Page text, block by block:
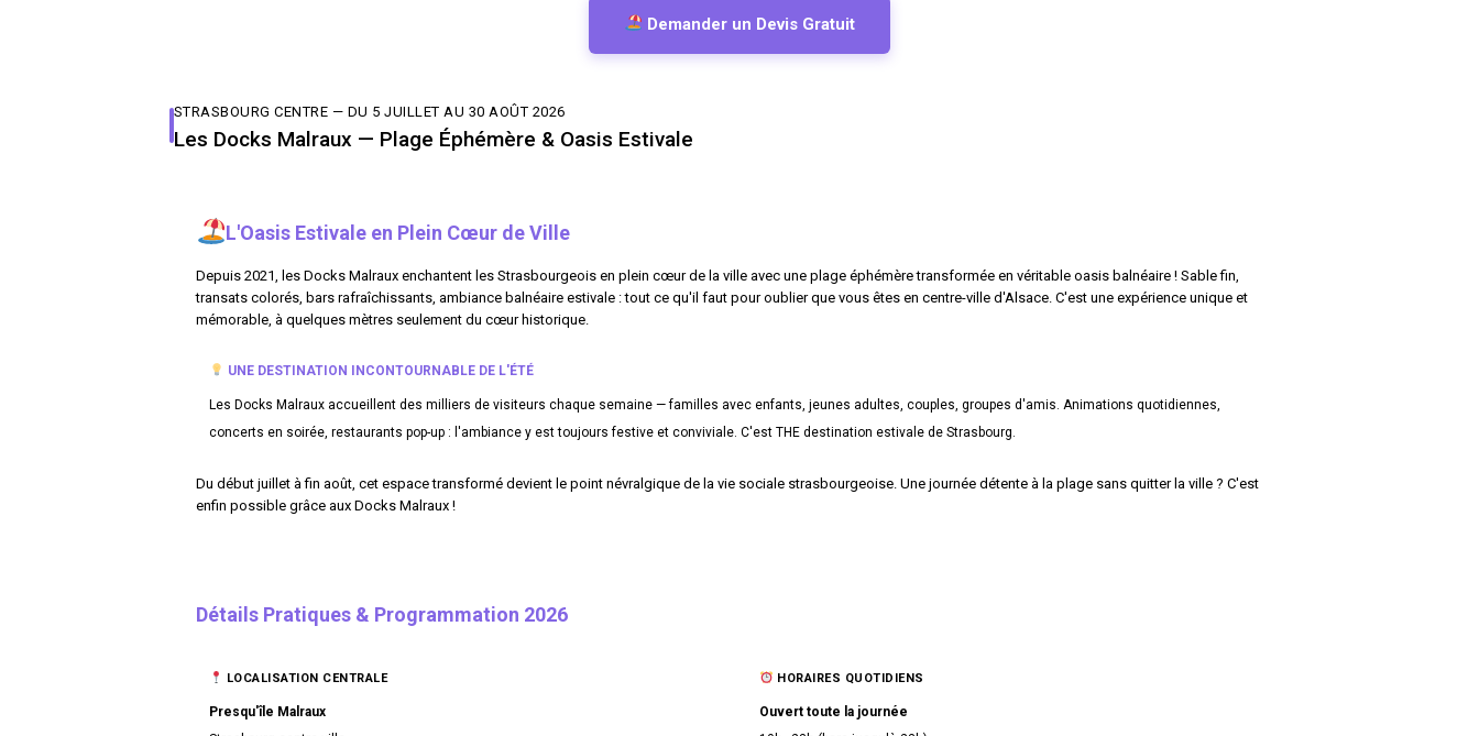
Demander un Devis Gratuit
STRASBOURG CENTRE — DU 5 JUILLET AU 30 AOÛT 2026
Les Docks Malraux — Plage Éphémère & Oasis Estivale
L'Oasis Estivale en Plein Cœur de Ville
Depuis 2021, les Docks Malraux enchantent les Strasbourgeois en plein cœur de la ville avec une plage éphémère transformée en véritable oasis balnéaire ! Sable fin,
transats colorés, bars rafraîchissants, ambiance balnéaire estivale : tout ce qu'il faut pour oublier que vous êtes en centre-ville d'Alsace. C'est une expérience unique et
mémorable, à quelques mètres seulement du cœur historique.
UNE DESTINATION INCONTOURNABLE DE L'ÉTÉ
Les Docks Malraux accueillent des milliers de visiteurs chaque semaine — familles avec enfants, jeunes adultes, couples, groupes d'amis. Animations quotidiennes,
concerts en soirée, restaurants pop-up : l'ambiance y est toujours festive et conviviale. C'est THE destination estivale de Strasbourg.
Du début juillet à fin août, cet espace transformé devient le point névralgique de la vie sociale strasbourgeoise. Une journée détente à la plage sans quitter la ville ? C'est
enfin possible grâce aux Docks Malraux !
Détails Pratiques & Programmation 2026
LOCALISATION CENTRALE
Presqu'île Malraux
HORAIRES QUOTIDIENS
Ouvert toute la journée